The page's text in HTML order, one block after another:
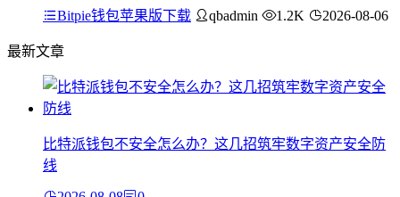
Bitpie钱包苹果版下载 qbadmin 1.2K 2026-08-06
最新文章
比特派钱包不安全怎么办？这几招筑牢数字资产安全防
线